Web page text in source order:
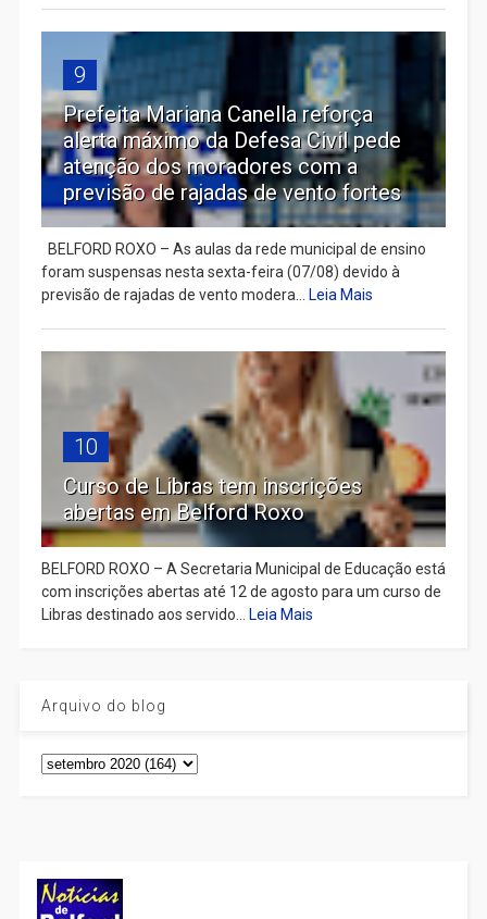
9
Prefeita Mariana Canella reforça
alerta máximo da Defesa Civil pede
atenção dos moradores com a
previsão de rajadas de vento fortes
BELFORD ROXO – As aulas da rede municipal de ensino
foram suspensas nesta sexta-feira (07/08) devido à
previsão de rajadas de vento modera...
Leia Mais
10
Curso de Libras tem inscrições
abertas em Belford Roxo
BELFORD ROXO – A Secretaria Municipal de Educação está
com inscrições abertas até 12 de agosto para um curso de
Libras destinado aos servido...
Leia Mais
Arquivo do blog